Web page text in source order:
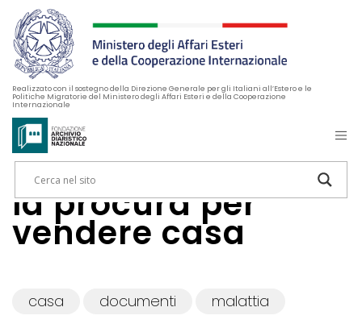
Realizzato con il sostegno della Direzione Generale per gli Italiani all’Estero e le
Politiche Migratorie del Ministero degli Affari Esteri e della Cooperazione
Internazionale
la procura per
vendere casa
casa documenti malattia